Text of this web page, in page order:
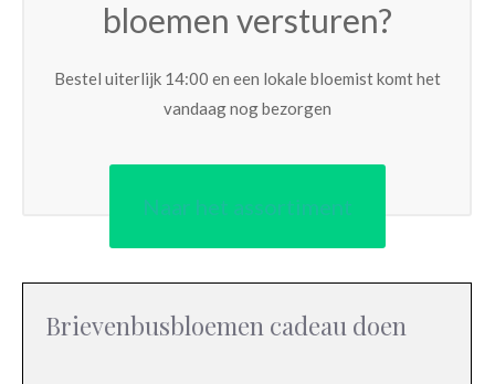
bloemen versturen?
Bestel uiterlijk 14:00 en een lokale bloemist komt het
vandaag nog bezorgen
Naar het assortiment
Brievenbusbloemen cadeau doen